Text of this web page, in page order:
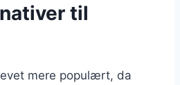
til
mere populært, da